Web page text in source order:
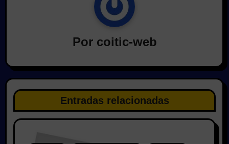
Por coitic-web
Entradas relacionadas